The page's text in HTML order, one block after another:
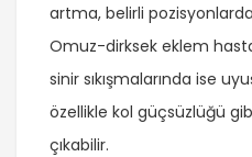
artma, belirli
Omuz-dirksek eklem
sinir sıkışmalarında ise
özellikle kol güçsüzlüğü
çıkabilir.